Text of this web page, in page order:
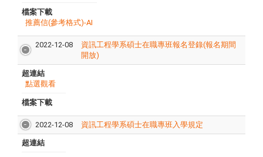
檔案下載
推薦信(參考格式)-AI
2022-12-08
資訊工程學系碩士在職專班報名登錄(報名期間
開放)
超連結
點選觀看
檔案下載
2022-12-08 資訊工程學系碩士在職專班入學規定
超連結